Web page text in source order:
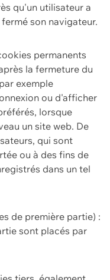
qu'un utilisateur a
son navigateur.
permanents
la fermeture du
exemple
ou d'afficher
lorsque
un site web. De
qui sont
ou à des fins de
dans un tel
de première partie) :
sont placés par